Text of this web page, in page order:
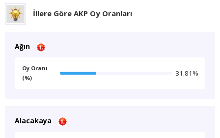
İllere Göre AKP Oy Oranları
Ağın
Oy Oranı
(%)
31.81%
Alacakaya